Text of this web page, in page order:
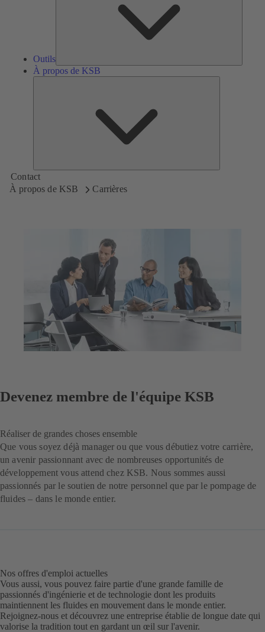
Outils
À propos de KSB
Contact
À propos de KSB
Carrières
Devenez membre de l'équipe KSB
Réaliser de grandes choses ensemble
Que vous soyez déjà manager ou que vous débutiez votre carrière,
un avenir passionnant avec de nombreuses opportunités de
développement vous attend chez KSB. Nous sommes aussi
passionnés par le soutien de notre personnel que par le pompage de
fluides – dans le monde entier.
Nos offres d'emploi actuelles
Vous aussi, vous pouvez faire partie d'une grande famille de
passionnés d'ingénierie et de technologie dont les produits
maintiennent les fluides en mouvement dans le monde entier.
Rejoignez-nous et découvrez une entreprise établie de longue date qui
valorise la tradition tout en gardant un œil sur l'avenir.